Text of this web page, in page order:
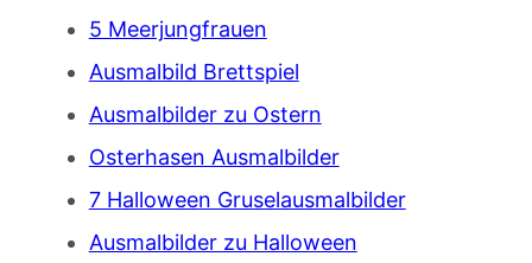
5 Meerjungfrauen
Ausmalbild Brettspiel
Ausmalbilder zu Ostern
Osterhasen Ausmalbilder
7 Halloween Gruselausmalbilder
Ausmalbilder zu Halloween